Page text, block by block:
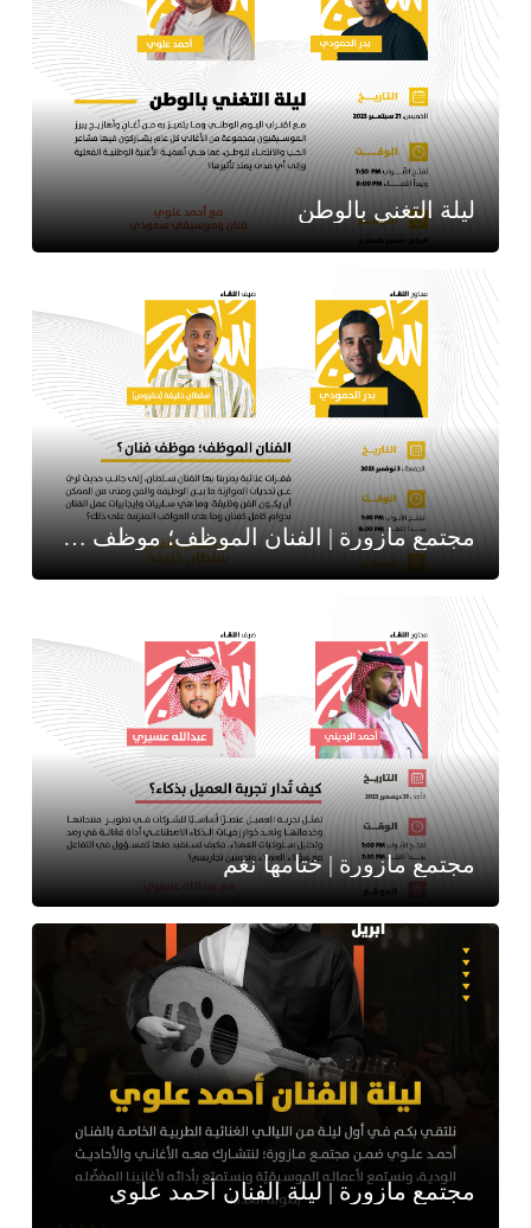
ليلة التغني بالوطن
مجتمع مازورة | الفنان الموظف؛ موظف فنان؟
مجتمع مازورة | ختامها نغم
مجتمع مازورة | ليلة الفنان أحمد علوي